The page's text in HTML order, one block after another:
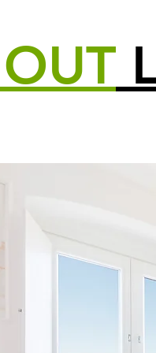
OUT